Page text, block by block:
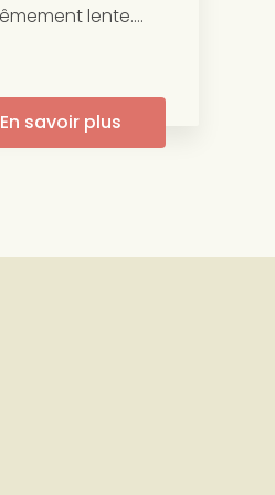
lente....
En savoir plus